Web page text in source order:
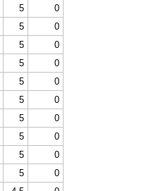
5
0
5
0
5
0
5
0
5
0
5
0
5
0
5
0
5
0
5
0